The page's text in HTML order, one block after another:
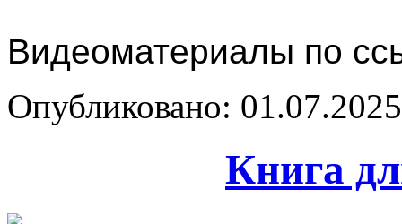
Видеоматериалы по
Опубликовано:
Книга